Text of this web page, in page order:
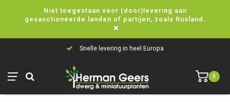
Niet toegestaan voor (door)levering aan
gesanctioneerde landen of partijen, zoals Rusland.
Snelle levering in heel Europa
0